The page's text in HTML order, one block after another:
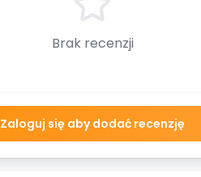
Brak recenzji
Zaloguj się aby dodać recenzję